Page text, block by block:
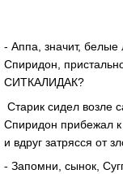
- Аппа, значит,
Спиридон,
СИТКАЛИДАК?
Старик сидел возле
Спиридон прибежал
и вдруг затрясся от
- Запомни, сынок,